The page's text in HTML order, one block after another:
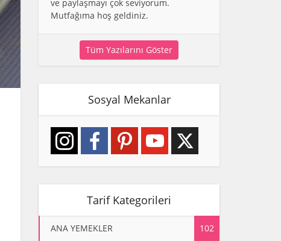
ve paylaşmayı çok seviyorum.
Mutfağıma hoş geldiniz.
Tüm Yazılarını Göster
Sosyal Mekanlar
Tarif Kategorileri
ANA YEMEKLER 102